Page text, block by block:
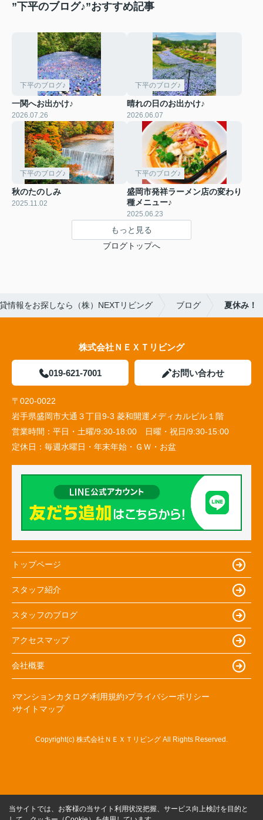
”下平のブログ♪”おすすめ記事
下平のブログ♪
一関へお出かけ♪
2026.07.26
下平のブログ♪
晴れの日のお出かけ♪
2026.06.07
下平のブログ♪
秋のたのしみ
2025.11.02
下平のブログ♪
盛岡市発祥ラーメン店の変わり
種メニュー♪
2025.06.23
もっと見る
ブログトップへ
情報をお探しなら（株）NEXTリビング ブログ 夏休み！
株式会社ＮＥＸＴリビング
019-621-7001 お問い合わせ
〒020-0022
岩手県盛岡市大通３丁目9-3 菱和開運メディカルビル１階
営業時間： 平日・土曜/9:30-18:00 日曜・祝日/9:30-15:00
定休日： 毎週水曜日・年末年始・ＧＷ・お盆
トップページ
スタッフ紹介
スタッフのブログ
アクセスマップ
会社概要
マンションカタログ 利用規約 プライバシーポリシー
サイトマップ
Copyright(c) 株式会社ＮＥＸＴリビング All Rights Reserved.
当サイトでは、お客様の当サイト利用状況把握、サービス向上検討を目的と